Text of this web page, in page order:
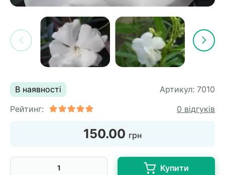
В наявності Артикул: 7010
Рейтинг:
0 відгуків
150.00 грн
Купити